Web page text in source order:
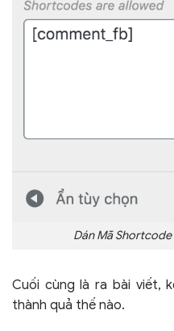
Dán Mã
Cuối cùng là ra bài viết,
thành quả thế nào.